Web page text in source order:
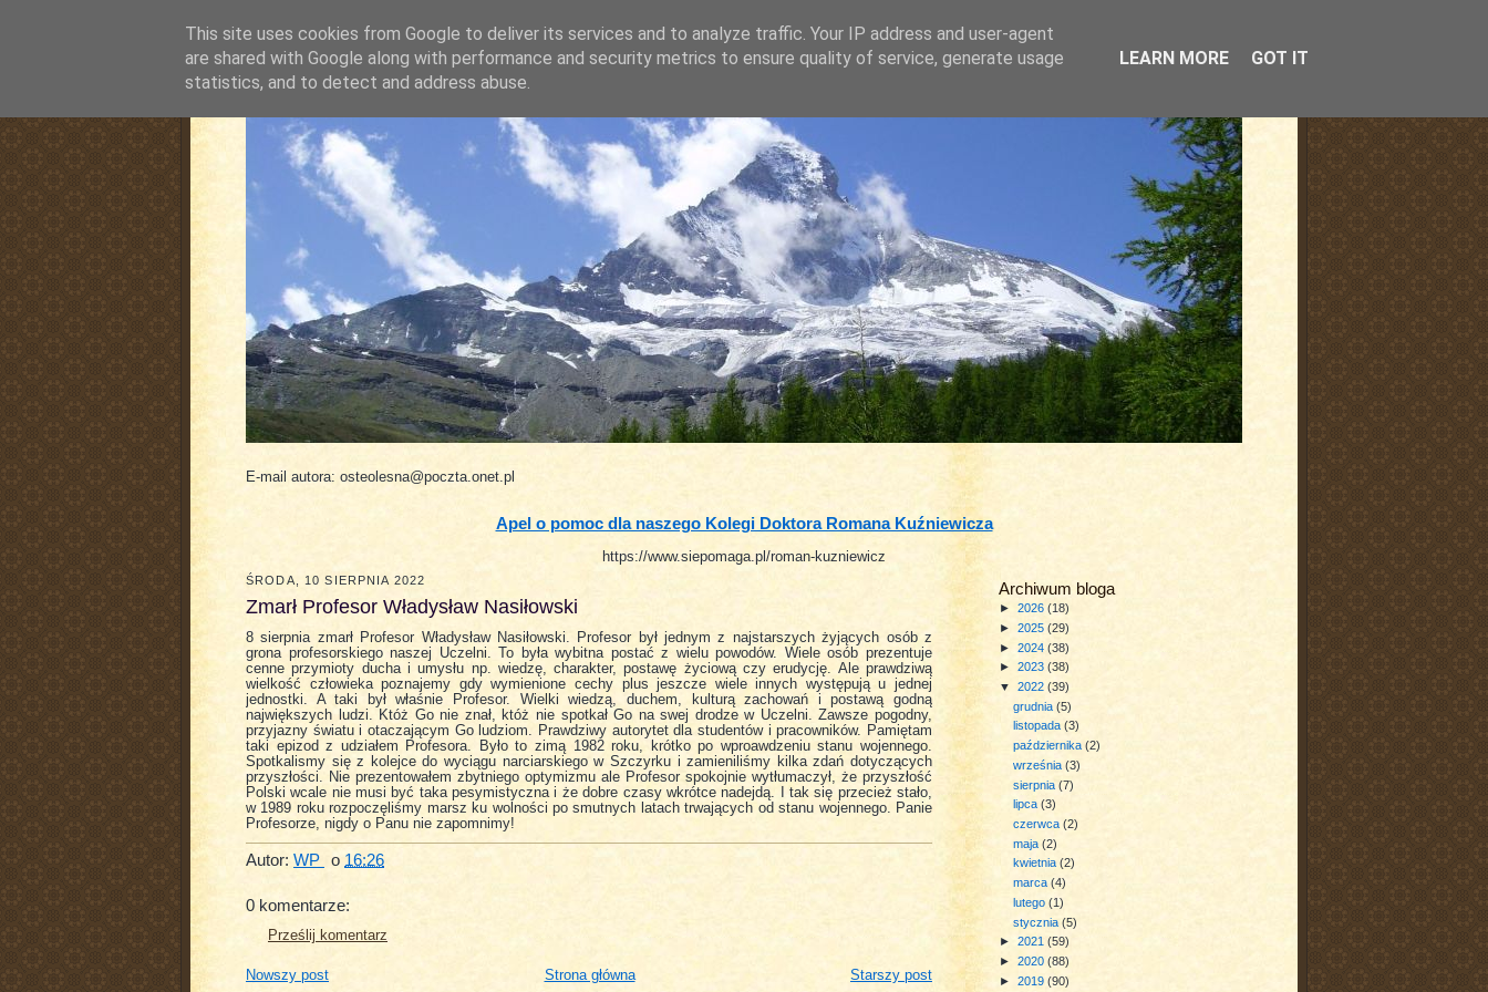
pluskiewicz.blogspot.com
E-mail autora: osteolesna@poczta.onet.pl
Apel o pomoc dla naszego Kolegi Doktora Romana Kuźniewicza
https://www.siepomaga.pl/roman-kuzniewicz
Archiwum bloga
► 2026 (18)
► 2025 (29)
► 2024 (38)
► 2023 (38)
▼ 2022 (39)
grudnia(5)
listopada(3)
października(2)
września(3)
sierpnia(7)
lipca(3)
czerwca(2)
maja(2)
kwietnia(2)
marca(4)
lutego(1)
stycznia(5)
► 2021 (59)
► 2020 (88)
► 2019 (90)
ŚRODA, 10 SIERPNIA 2022
Zmarł Profesor Władysław Nasiłowski
8 sierpnia zmarł Profesor Władysław Nasiłowski. Profesor był jednym z najstarszych żyjących osób z
grona profesorskiego naszej Uczelni. To była wybitna postać z wielu powodów. Wiele osób prezentuje
cenne przymioty ducha i umysłu np. wiedzę, charakter, postawę życiową czy erudycję. Ale prawdziwą
wielkość człowieka poznajemy gdy wymienione cechy plus jeszcze wiele innych występują u jednej
jednostki. A taki był właśnie Profesor. Wielki wiedzą, duchem, kulturą zachowań i postawą godną
największych ludzi. Któż Go nie znał, któż nie spotkał Go na swej drodze w Uczelni. Zawsze pogodny,
przyjazny światu i otaczającym Go ludziom. Prawdziwy autorytet dla studentów i pracowników. Pamiętam
taki epizod z udziałem Profesora. Było to zimą 1982 roku, krótko po wproawdzeniu stanu wojennego.
Spotkalismy się z kolejce do wyciągu narciarskiego w Szczyrku i zamieniliśmy kilka zdań dotyczących
przyszłości. Nie prezentowałem zbytniego optymizmu ale Profesor spokojnie wytłumaczył, że przyszłość
Polski wcale nie musi być taka pesymistyczna i że dobre czasy wkrótce nadejdą. I tak się przecież stało,
w 1989 roku rozpoczęliśmy marsz ku wolności po smutnych latach trwających od stanu wojennego. Panie
Profesorze, nigdy o Panu nie zapomnimy!
Autor: WP o 16:26
0 komentarze:
Prześlij komentarz
Nowszy post Starszy post
Strona główna
This site uses cookies from Google to deliver its services and to analyze traffic. Your IP address and user-agent
are shared with Google along with performance and security metrics to ensure quality of service, generate usage
statistics, and to detect and address abuse.
LEARN MORE GOT IT